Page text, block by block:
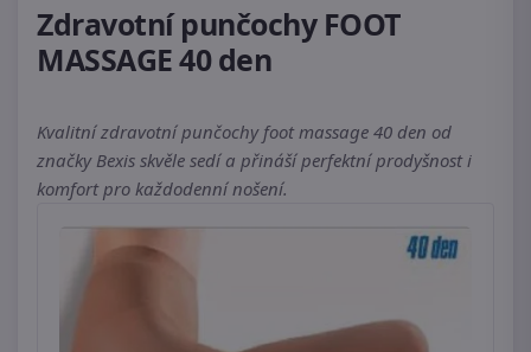
Zdravotní punčochy FOOT
MASSAGE 40 den
Kvalitní zdravotní punčochy foot massage 40 den od
značky Bexis skvěle sedí a přináší perfektní prodyšnost i
komfort pro každodenní nošení.